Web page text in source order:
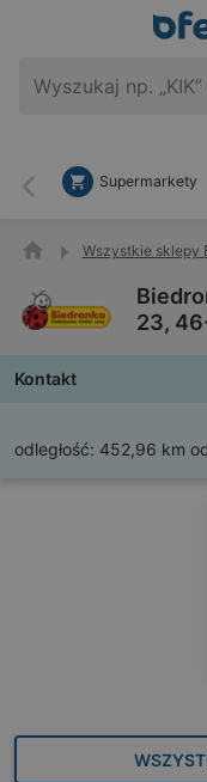
Wstecz
Supermarkety
Wszystkie sklepy
23,
Kontakt
odległość: 452,96 km